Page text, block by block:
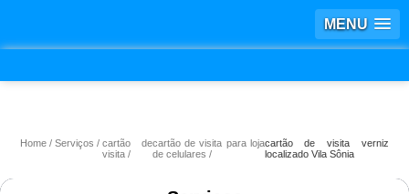
MENU
Home Serviços
cartão de
visita
cartão de visita para loja
de celulares
cartão de visita verniz
localizado Vila Sônia